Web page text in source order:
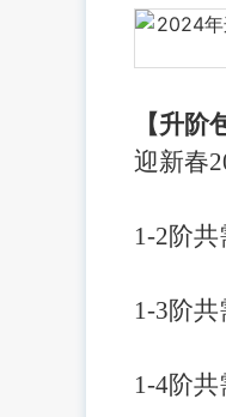
【升阶
迎新春
1-2阶
1-3阶
1-4阶